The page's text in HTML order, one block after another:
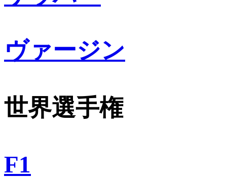
ヴァージン
世界選手権
F1